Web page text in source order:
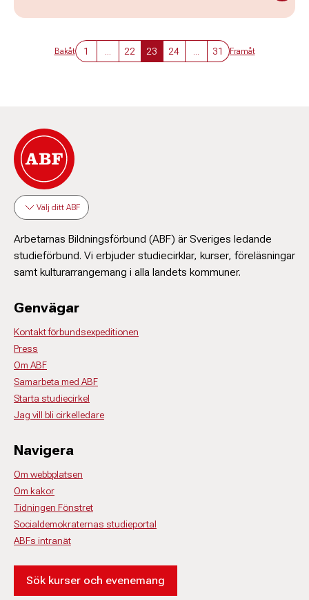
Bakåt 1 22 23 24 31 Framåt
Välj ditt ABF
Arbetarnas Bildningsförbund (ABF) är Sveriges ledande
studieförbund. Vi erbjuder studiecirklar, kurser, föreläsningar
samt kulturarrangemang i alla landets kommuner.
Genvägar
Kontakt förbundsexpeditionen
Press
Om ABF
Samarbeta med ABF
Starta studiecirkel
Jag vill bli cirkelledare
Navigera
Om webbplatsen
Om kakor
Tidningen Fönstret
Socialdemokraternas studieportal
ABFs intranät
Sök kurser och evenemang